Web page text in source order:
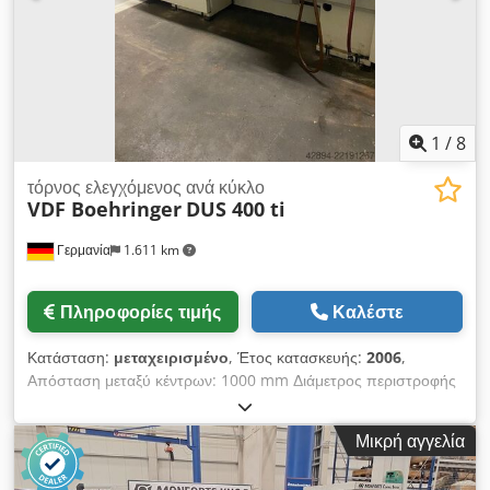
Heidenhain Manual-Plus Dcjdpfx Aozk Dwrec Tjk Τρόπος
ελέγχου: Διδασκαλία (Teach-in) Ισχύς: 11,0 kW Διαστάσεις &
Βάρος Διαστάσεις (Μ x Π x Υ): 3.150 x 1.650 x 1.800 mm
Καθαρό βάρος: 2.500 kg ΕΞΟΠΛΙΣΜΟΣ Σύστημα γρήγορης
αλλαγής εργαλείων Τριστάθμιος σφιγκτήρας Σήμανση CE
1 /8
Γερμανία 1.611 km
τόρνος ελεγχόμενος ανά κύκλο
VDF Boehringer DUS 400 ti
Πληροφορίες τιμής Καλέστε
Κατάσταση: μεταχειρισμένο, Έτος κατασκευής: 2006,
Απόσταση μεταξύ κέντρων: 1000 mm Διάμετρος περιστροφής
πάνω από το κρεβάτι: 420 mm Διάμετρος περιστροφής πάνω
από το καρότσι: 235 mm Μήκος κατεργασίας: 1000 mm
Υποδοχή ατράκτου: DIN 55027 Gr. 6 Έλεγχος: MANUALPlus
4110 Διάμετρος οπής ατράκτου: 51 mm Εύρος στροφών: 3 -
Μικρή αγγελία